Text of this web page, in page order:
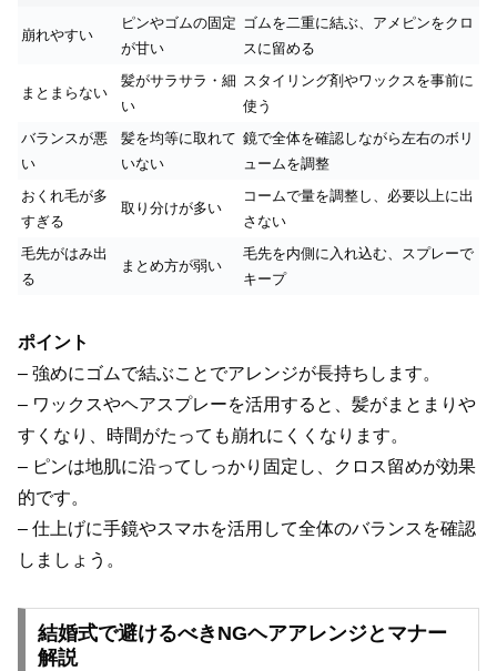
崩れやすい
ピンやゴムの固定
が甘い
ゴムを二重に結ぶ、アメピンをクロ
スに留める
まとまらない
髪がサラサラ・細
い
スタイリング剤やワックスを事前に
使う
バランスが悪
い
髪を均等に取れて
いない
鏡で全体を確認しながら左右のボリ
ュームを調整
おくれ毛が多
すぎる
取り分けが多い
コームで量を調整し、必要以上に出
さない
毛先がはみ出
る
まとめ方が弱い
毛先を内側に入れ込む、スプレーで
キープ
ポイント
– 強めにゴムで結ぶことでアレンジが長持ちします。
– ワックスやヘアスプレーを活用すると、髪がまとまりや
すくなり、時間がたっても崩れにくくなります。
– ピンは地肌に沿ってしっかり固定し、クロス留めが効果
的です。
– 仕上げに手鏡やスマホを活用して全体のバランスを確認
しましょう。
結婚式で避けるべきNGヘアアレンジとマナー
解説